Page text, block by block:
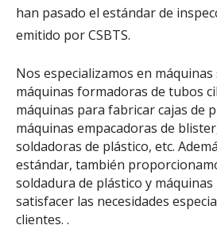
han pasado el estándar de
emitido por CSBTS.
Nos especializamos en
máquinas formadoras de tubos
máquinas para fabricar cajas de
máquinas empacadoras de
soldadoras de plástico, etc.
estándar, también
soldadura de plástico y
satisfacer las necesidades
clientes. .